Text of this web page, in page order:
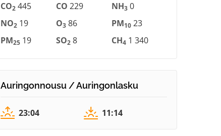
CO2 445 CO 229 NH3 0
NO2 19 O3 86 PM10 23
PM25 19 SO2 8 CH4 1 340
Auringonnousu / Auringonlasku
23:04 11:14